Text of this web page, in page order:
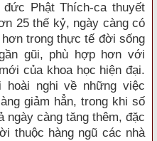
Phật Thích-ca thuyết
25 thế kỷ, ngày càng có
trong thực tế đời sống
gũi, phù hợp hơn với
của khoa học hiện đại.
nghi về những việc
giảm hẳn, trong khi số
ngày càng tăng thêm, đặc
thuộc hàng ngũ các nhà